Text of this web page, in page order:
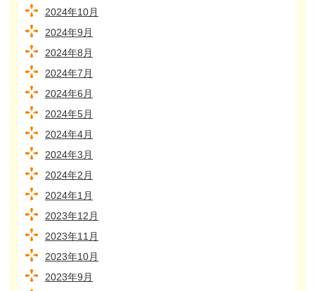
2024年10月
2024年9月
2024年8月
2024年7月
2024年6月
2024年5月
2024年4月
2024年3月
2024年2月
2024年1月
2023年12月
2023年11月
2023年10月
2023年9月